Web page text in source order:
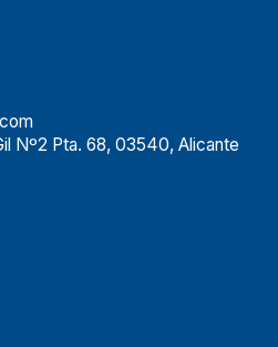
Nº2 Pta. 68, 03540, Alicante